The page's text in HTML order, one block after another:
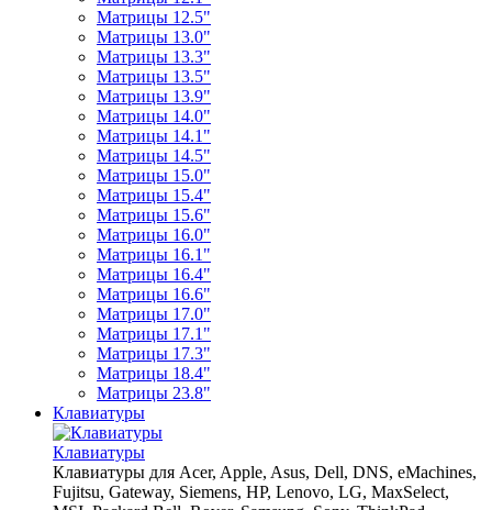
Матрицы 12.5"
Матрицы 13.0"
Матрицы 13.3"
Матрицы 13.5"
Матрицы 13.9"
Матрицы 14.0"
Матрицы 14.1"
Матрицы 14.5"
Матрицы 15.0"
Матрицы 15.4"
Матрицы 15.6"
Матрицы 16.0"
Матрицы 16.1"
Матрицы 16.4"
Матрицы 16.6"
Матрицы 17.0"
Матрицы 17.1"
Матрицы 17.3"
Матрицы 18.4"
Матрицы 23.8"
Клавиатуры
Клавиатуры
Клавиатуры для Acer, Apple, Asus, Dell, DNS, eMachines,
Fujitsu, Gateway, Siemens, HP, Lenovo, LG, MaxSelect,